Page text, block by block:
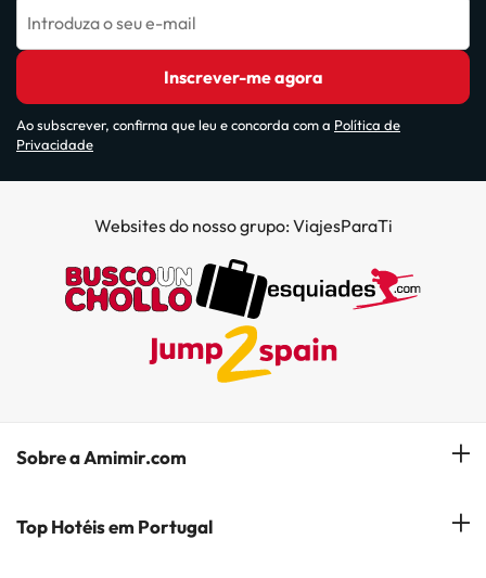
Introduza o seu e-mail
Inscrever-me agora
Ao subscrever, confirma que leu e concorda com a Política de
Privacidade
Websites do nosso grupo: ViajesParaTi
Sobre a Amimir.com
Quem somos?
Top Hotéis em Portugal